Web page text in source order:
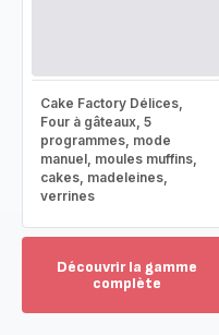
Cake Factory Délices,
Four à gâteaux, 5
programmes, mode
manuel, moules muffins,
cakes, madeleines,
verrines
Découvrir la gamme
complète